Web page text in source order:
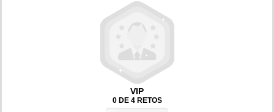
VIP
0 DE 4 RETOS